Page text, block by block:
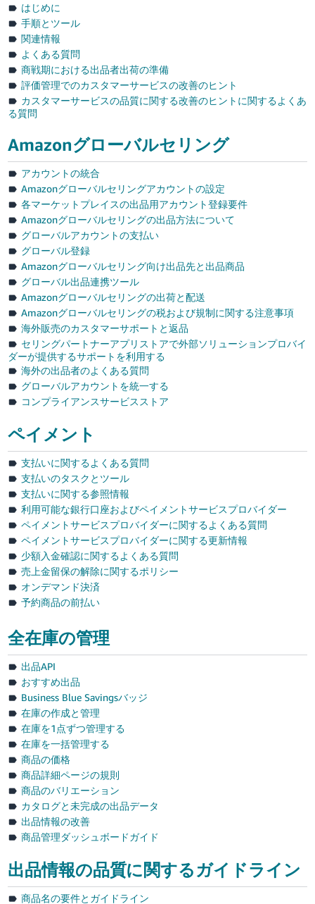
はじめに
手順とツール
関連情報
よくある質問
商戦期における出品者出荷の準備
評価管理でのカスタマーサービスの改善のヒント
カスタマーサービスの品質に関する改善のヒントに関するよくあ
る質問
Amazonグローバルセリング
アカウントの統合
Amazonグローバルセリングアカウントの設定
各マーケットプレイスの出品用アカウント登録要件
Amazonグローバルセリングの出品方法について
グローバルアカウントの支払い
グローバル登録
Amazonグローバルセリング向け出品先と出品商品
グローバル出品連携ツール
Amazonグローバルセリングの出荷と配送
Amazonグローバルセリングの税および規制に関する注意事項
海外販売のカスタマーサポートと返品
セリングパートナーアプリストアで外部ソリューションプロバイ
ダーが提供するサポートを利用する
海外の出品者のよくある質問
グローバルアカウントを統一する
コンプライアンスサービスストア
ペイメント
支払いに関するよくある質問
支払いのタスクとツール
支払いに関する参照情報
利用可能な銀行口座およびペイメントサービスプロバイダー
ペイメントサービスプロバイダーに関するよくある質問
ペイメントサービスプロバイダーに関する更新情報
少額入金確認に関するよくある質問
売上金留保の解除に関するポリシー
オンデマンド決済
予約商品の前払い
全在庫の管理
出品API
おすすめ出品
Business Blue Savingsバッジ
在庫の作成と管理
在庫を1点ずつ管理する
在庫を一括管理する
商品の価格
商品詳細ページの規則
商品のバリエーション
カタログと未完成の出品データ
出品情報の改善
商品管理ダッシュボードガイド
出品情報の品質に関するガイドライン
商品名の要件とガイドライン